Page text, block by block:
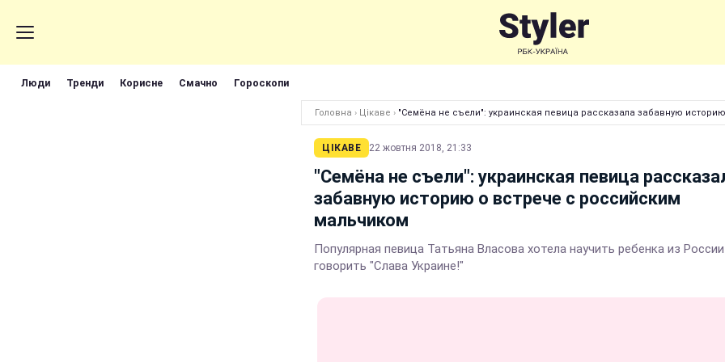
Люди Тренди Корисне Смачно Гороскопи
Головна › Цікаве › "Семёна не съели": украинская певица рассказала забавную
ЦІКАВЕ 22 жовтня 2018, 21:33
"Семёна не съели": украинская певица
забавную историю о встрече с российским
мальчиком
Популярная певица Татьяна Власова хотела научить ребенка из России
говорить "Слава Украине!"